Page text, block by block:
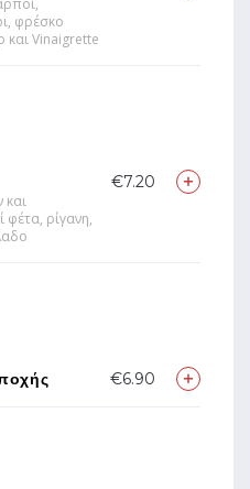
φρέσκο
και Vinaigrette
και
φέτα, ρίγανη,
€7.20
€6.90